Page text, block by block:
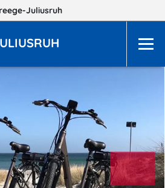
Juliusruh